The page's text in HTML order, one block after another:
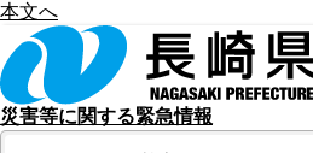
本文へ
災害等に関する緊急情報